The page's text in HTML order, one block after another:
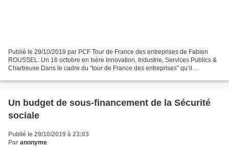
Publié le 29/10/2019 par PCF Tour de France des entreprises de Fabien
ROUSSEL: Un 16 octobre en Isère Innovation, Industrie, Services Publics &
Chartreuse Dans le cadre du “tour de France des entreprises” qu’il
Un budget de sous-financement de la Sécurité
sociale
Publié le 29/10/2019 à 23:03
Par anonyme